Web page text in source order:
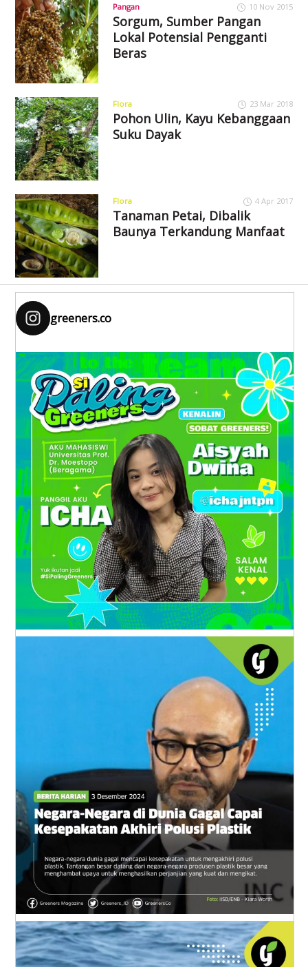
Pangan 10 Nov 2015
Sorgum, Sumber Pangan
Lokal Potensial Pengganti
Beras
Flora 23 Mar 2018
Pohon Ulin, Kayu Kebanggaan
Suku Dayak
Flora 4 Apr 2017
Tanaman Petai, Dibalik
Baunya Terkandung Manfaat
greeners.co